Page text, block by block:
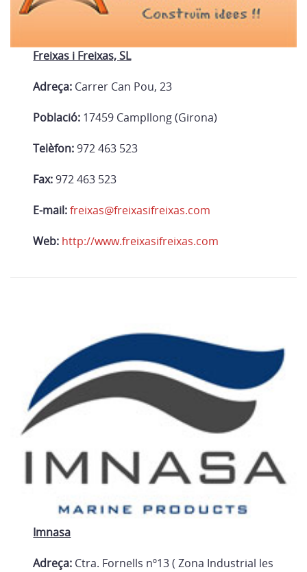
Freixas i Freixas, SL
Adreça: Carrer Can Pou, 23
Població: 17459 Campllong (Girona)
Telèfon:972 463 523
Fax:972 463 523
E-mail: freixas@freixasifreixas.com
Web: http://www.freixasifreixas.com
Imnasa
Adreça: Ctra. Fornells nº13 ( Zona Industrial les